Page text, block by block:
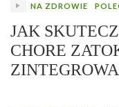
NA ZDROWIE
JAK
CHORE